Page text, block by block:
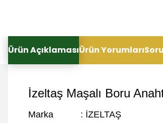
Ürün AçıklamasıÜrün Yorumları
İzeltaş Maşalı Boru
Marka
: İZELTAŞ